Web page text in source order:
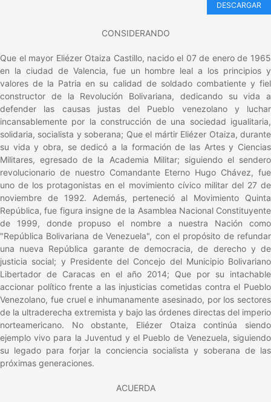
DESCARGAR
CONSIDERANDO
Que el mayor Eliézer Otaiza Castillo, nacido el 07 de enero de 1965
en la ciudad de Valencia, fue un hombre leal a los principios y
valores de la Patria en su calidad de soldado combatiente y fiel
constructor de la Revolución Bolivariana, dedicando su vida a
defender las causas justas del Pueblo venezolano y luchar
incansablemente por la construcción de una sociedad igualitaria,
solidaria, socialista y soberana; Que el mártir Eliézer Otaiza, durante
su vida y obra, se dedicó a la formación de las Artes y Ciencias
Militares, egresado de la Academia Militar; siguiendo el sendero
revolucionario de nuestro Comandante Eterno Hugo Chávez, fue
uno de los protagonistas en el movimiento cívico militar del 27 de
noviembre de 1992. Además, perteneció al Movimiento Quinta
República, fue figura insigne de la Asamblea Nacional Constituyente
de 1999, donde propuso el nombre a nuestra Nación como
"República Bolivariana de Venezuela", con el propósito de refundar
una nueva República garante de democracia, de derecho y de
justicia social; y Presidente del Concejo del Municipio Bolivariano
Libertador de Caracas en el año 2014; Que por su intachable
accionar político frente a las injusticias cometidas contra el Pueblo
Venezolano, fue cruel e inhumanamente asesinado, por los sectores
de la ultraderecha extremista y bajo las órdenes directas del imperio
norteamericano. No obstante, Eliézer Otaiza continúa siendo
ejemplo vivo para la Juventud y el Pueblo de Venezuela, siguiendo
su legado para forjar la conciencia socialista y soberana de las
próximas generaciones.
ACUERDA